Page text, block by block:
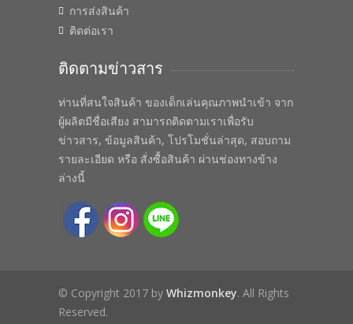
การส่งสินค้า
ติดต่อเรา
ติดตามข่าวสาร
ท่านที่สนใจสินค้า ของเด็กเล่นคุณภาพนำเข้า จาก
ผู้ผลิตมีชื่อเสียง สามารถติดตามเราเพื่อรับ
ข่าวสาร, ข้อมูลสินค้า, โปรโมชั่นล่าสุด, สอบถาม
รายละเอียด หรือ สั่งซื้อสินค้า ผ่านช่องทางข้าง
ล่างนี้
© Copyright 2017 by Whizmonkey. All Rights
Reserved.